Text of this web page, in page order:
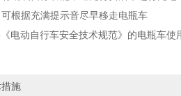
根据充满提示音尽早移走电瓶车
电动自行车安全技术规范》的电瓶车使
施